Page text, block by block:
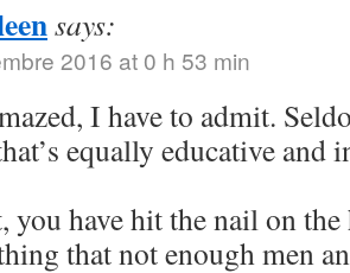
says:
2016 at 0 h 53 min
I have to admit.
equally educative and
you have hit the nail on the
that not enough men